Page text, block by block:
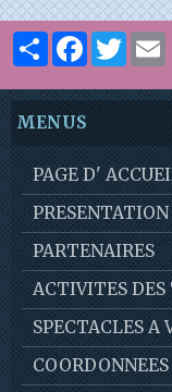
PartagerFacebook
MENUS
PAGE D'
PRESENTATION
PARTENAIRES
ACTIVITES DES
SPECTACLES A